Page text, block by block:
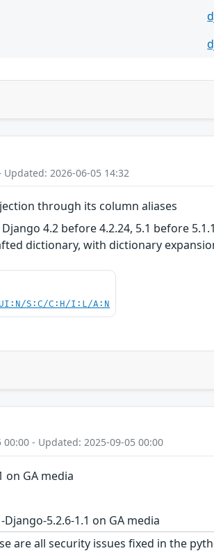
2026-06-05 14:32
through its column aliases
4.2 before 4.2.24, 5.1 before
dictionary, with dictionary
UI:N/S:C/C:H/I:L/A:N
- Updated: 2025-09-05 00:00
on GA media
5.2.6-1.1 on GA media
are all security issues fixed in the